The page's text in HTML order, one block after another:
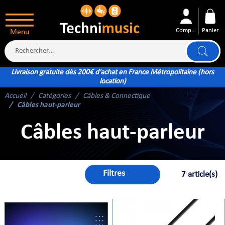
Menu Compte Panier
Livraison gratuite dès 200€ d'achat en France Métropolitaine (hors
location)
Accueil
Catégories
Câbles & Connectique
Câbles haut-parleur
Câbles haut-parleur
Filtres 7 article(s)